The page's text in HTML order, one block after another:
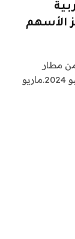
الأسهم
مطار
هوليوود بوربانك في بوربانك، كاليفورنيا، 25 يوليو 2024.ماريو